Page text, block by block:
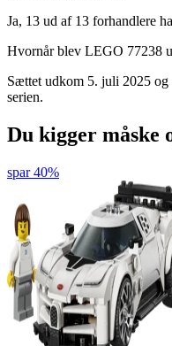
Ja, 13 ud af 13 forhandlere
Hvornår blev LEGO 77238
Sættet udkom 5. juli 2025
serien.
Du kigger måske
spar 40%